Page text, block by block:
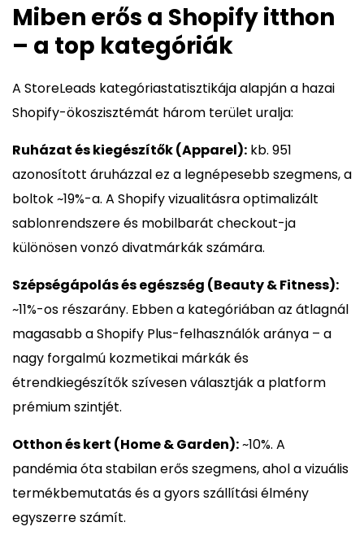
Miben erős a Shopify itthon
– a top kategóriák
A StoreLeads kategóriastatisztikája alapján a hazai
Shopify-ökoszisztémát három terület uralja:
Ruházat és kiegészítők (Apparel): kb. 951
azonosított áruházzal ez a legnépesebb szegmens, a
boltok ~19%-a. A Shopify vizualitásra optimalizált
sablonrendszere és mobilbarát checkout-ja
különösen vonzó divatmárkák számára.
Szépségápolás és egészség (Beauty & Fitness):
~11%-os részarány. Ebben a kategóriában az átlagnál
magasabb a Shopify Plus-felhasználók aránya – a
nagy forgalmú kozmetikai márkák és
étrendkiegészítők szívesen választják a platform
prémium szintjét.
Otthon és kert (Home & Garden):~10%. A
pandémia óta stabilan erős szegmens, ahol a vizuális
termékbemutatás és a gyors szállítási élmény
egyszerre számít.